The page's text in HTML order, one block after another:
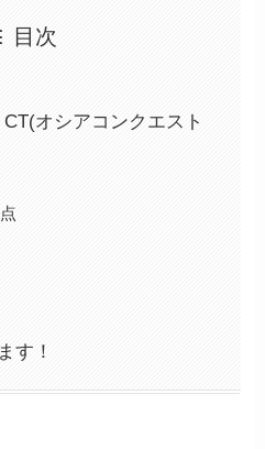
目次
オシアコンクエスト
す！